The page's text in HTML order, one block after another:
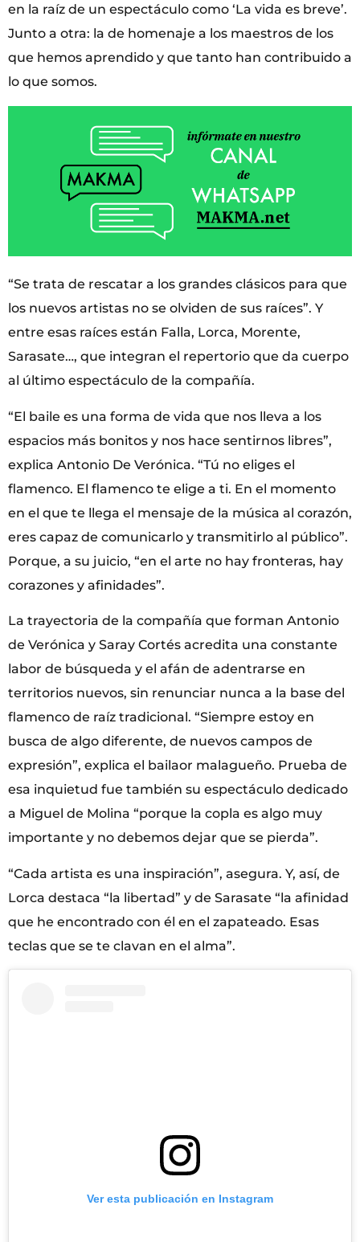
en la raíz de un espectáculo como ‘La vida es breve’.
Junto a otra: la de homenaje a los maestros de los
que hemos aprendido y que tanto han contribuido a
lo que somos.
“Se trata de rescatar a los grandes clásicos para que
los nuevos artistas no se olviden de sus raíces”. Y
entre esas raíces están Falla, Lorca, Morente,
Sarasate…, que integran el repertorio que da cuerpo
al último espectáculo de la compañía.
“El baile es una forma de vida que nos lleva a los
espacios más bonitos y nos hace sentirnos libres”,
explica Antonio De Verónica. “Tú no eliges el
flamenco. El flamenco te elige a ti. En el momento
en el que te llega el mensaje de la música al corazón,
eres capaz de comunicarlo y transmitirlo al público”.
Porque, a su juicio, “en el arte no hay fronteras, hay
corazones y afinidades”.
La trayectoria de la compañía que forman Antonio
de Verónica y Saray Cortés acredita una constante
labor de búsqueda y el afán de adentrarse en
territorios nuevos, sin renunciar nunca a la base del
flamenco de raíz tradicional. “Siempre estoy en
busca de algo diferente, de nuevos campos de
expresión”, explica el bailaor malagueño. Prueba de
esa inquietud fue también su espectáculo dedicado
a Miguel de Molina “porque la copla es algo muy
importante y no debemos dejar que se pierda”.
“Cada artista es una inspiración”, asegura. Y, así, de
Lorca destaca “la libertad” y de Sarasate “la afinidad
que he encontrado con él en el zapateado. Esas
teclas que se te clavan en el alma”.
Ver esta publicación en Instagram